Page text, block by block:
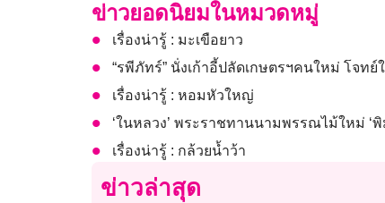
ข่าวยอดนิยมในหมวดหมู่
เรื่องน่ารู้ : มะเขือยาว
“รพีภัทร์” นั่งเก้าอี้ปลัดเกษตรฯคนใหม่ โจท
เรื่องน่ารู้ : หอมหัวใหญ่
‘ในหลวง’ พระราชทานนามพรรณไม้ใหม่ ‘
เรื่องน่ารู้ : กล้วยน้ำว้า
ข่าวล่าสุด